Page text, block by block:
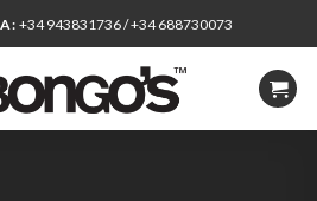
+34 943831736 / +34 688730073